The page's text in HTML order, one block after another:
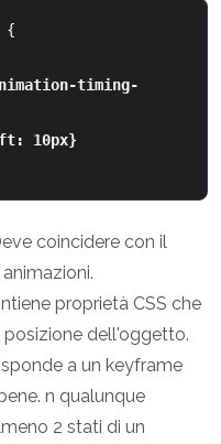
timing-
10px}
coincidere con il
proprietà CSS che
dell'oggetto.
a un keyframe
n qualunque
2 stati di un